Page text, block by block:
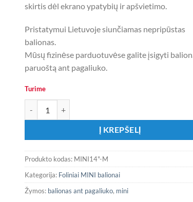
skirtis dėl ekrano ypatybių ir apšvietimo.
Pristatymui Lietuvoje siunčiamas nepripūstas
balionas.
Mūsų fizinėse parduotuvėse galite įsigyti
paruoštą ant pagaliuko.
Turime
Į KREPŠELĮ
Produkto kodas: MINI14"-M
Kategorija: Foliniai MINI balionai
Žymos: balionas ant pagaliuko, mini